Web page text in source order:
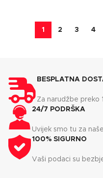
1 2 3 4
BESPLATNA
Za narudžbe preko
24/7 PODRŠKA
Uvijek smo tu za
100% SIGURNO
Vaši podaci su